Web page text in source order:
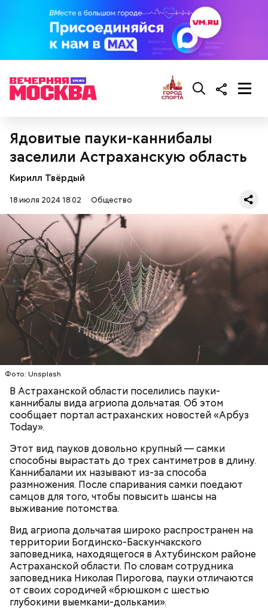
Ядовитые пауки-каннибалы
заселили Астраханскую область
Кирилл Твёрдый
18 июля 2024 18:02 Общество
Фото: Unsplash
В Астраханской области поселились пауки-
каннибалы вида агриопа дольчатая. Об этом
сообщает портал астраханских новостей «Арбуз
Today».
Этот вид пауков довольно крупный — самки
способны вырастать до трех сантиметров в длину.
Каннибалами их называют из-за способа
размножения. После спаривания самки поедают
самцов для того, чтобы повысить шансы на
выживание потомства.
Вид агриопа дольчатая широко распространен на
территории Богдинско-Баскунчакского
заповедника, находящегося в Ахтубинском районе
Астраханской области. По словам сотрудника
заповедника Николая Пирогова, пауки отличаются
от своих сородичей «брюшком с шестью
глубокими выемками-дольками».
с сахарным диабетом;
лишним весом.
— В дыне содержится много сахара, который
представлен фруктозой. С одной стороны — это
хорошо, потому что дает энергию. Но важно
помнить, что сладкими дынями не нужно сильно
увлекаться, так же как и арбузами, людям с
сахарным диабетом и лишним весом, —
подчеркнула доктор.
Терапевт Кондрахин назвал
продукты и напитки, которые
выводят токсины из организма
Ранние плоды, по словам врача, лучше не есть:
Чистит сосуды и защищает от
рака: чем полезен кресс-салат